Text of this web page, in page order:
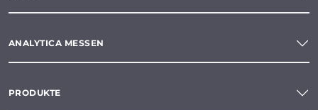
ANALYTICA MESSEN
PRODUKTE